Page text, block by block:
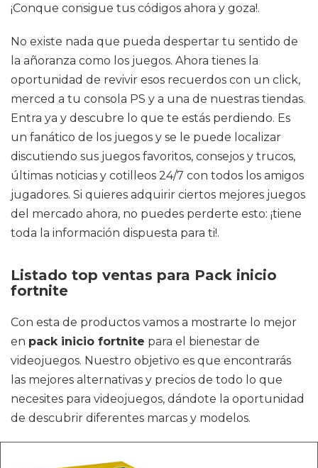
¡Conque consigue tus códigos ahora y goza!.
No existe nada que pueda despertar tu sentido de
la añoranza como los juegos. Ahora tienes la
oportunidad de revivir esos recuerdos con un click,
merced a tu consola PS y a una de nuestras tiendas.
Entra ya y descubre lo que te estás perdiendo. Es
un fanático de los juegos y se le puede localizar
discutiendo sus juegos favoritos, consejos y trucos,
últimas noticias y cotilleos 24/7 con todos los amigos
jugadores. Si quieres adquirir ciertos mejores juegos
del mercado ahora, no puedes perderte esto: ¡tiene
toda la información dispuesta para ti!.
Listado top ventas para Pack inicio
fortnite
Con esta de productos vamos a mostrarte lo mejor
en pack inicio fortnite para el bienestar de
videojuegos. Nuestro objetivo es que encontrarás
las mejores alternativas y precios de todo lo que
necesites para videojuegos, dándote la oportunidad
de descubrir diferentes marcas y modelos.